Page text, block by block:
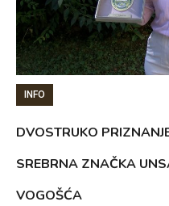
INFO
DVOSTRUKO
SREBRNA ZNAČKA
VOGOŠĆA